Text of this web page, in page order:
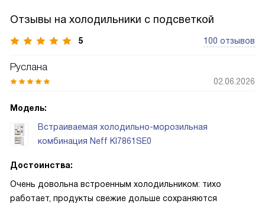
Отзывы на холодильники с подсветкой
5 100 отзывов
Руслана
02.06.2026
Модель:
Встраиваемая холодильно-морозильная
комбинация Neff KI7861SE0
Достоинства:
Очень довольна встроенным холодильником: тихо
работает, продукты свежие дольше сохраняются